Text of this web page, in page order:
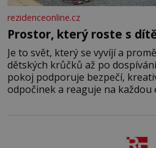
rezidenceonline.cz
Prostor, který roste s
Je to svět, který se vyvíjí a
dětských krůčků až po
pokoj podporuje bezpečí,
odpočinek a reaguje na každou